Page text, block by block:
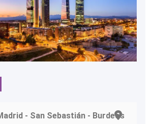
- San Sebastián - Burdeos